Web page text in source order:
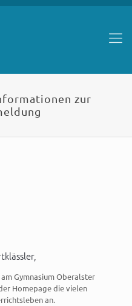
zur
Gymnasium Oberalster
Homepage die vielen
an.